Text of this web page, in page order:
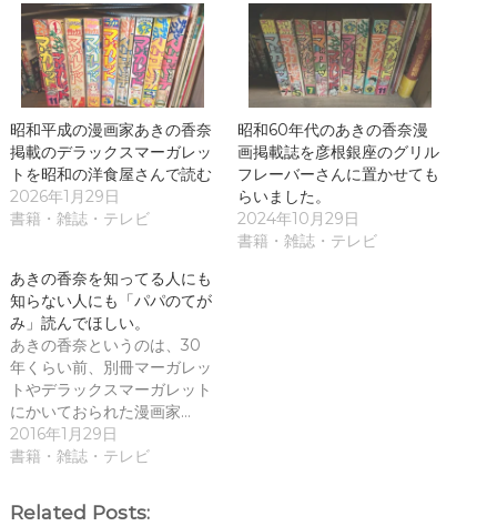
T
w
i
t
t
e
r
で
共
有
(
新
し
い
ウ
ィ
ウ
で
開
き
ま
す
)
o
k
で
共
有
す
る
に
は
ク
リ
ッ
ク
し
て
く
い
(
新
し
い
ウ
ィ
ン
ド
ウ
で
開
き
ま
昭和平成の漫画家あきの香奈
掲載のデラックスマーガレッ
トを昭和の洋食屋さんで読む
2026年1月29日
書籍・雑誌・テレビ
昭和60年代のあきの香奈漫
画掲載誌を彦根銀座のグリル
フレーバーさんに置かせても
らいました。
2024年10月29日
書籍・雑誌・テレビ
あきの香奈を知ってる人にも
知らない人にも「パパのてが
み」読んでほしい。
あきの香奈というのは、30
年くらい前、別冊マーガレッ
トやデラックスマーガレット
にかいておられた漫画家…
2016年1月29日
書籍・雑誌・テレビ
Related Posts: